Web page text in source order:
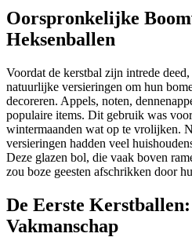
Oorspronkelijke
Heksenballen
Voordat de kerstbal zijn intrede
natuurlijke versieringen om hun
decoreren. Appels, noten,
populaire items. Dit gebruik was
wintermaanden wat op te vrolijken.
versieringen hadden veel
Deze glazen bol, die vaak boven
zou boze geesten afschrikken door
De Eerste
Vakmanschap